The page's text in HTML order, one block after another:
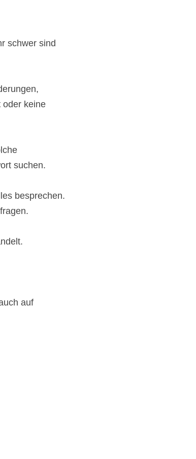
schwer sind
oder keine
suchen.
besprechen.
auf